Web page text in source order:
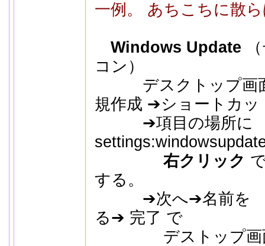
一例。 あちこちに散
Windows Update （
コン ）
デスクトップ画
規作成 ➔ショートカッ
➔項目の場所に
右クリック
する。
➔次へ➔名前を
る➔ 完了 で
デストップ画面